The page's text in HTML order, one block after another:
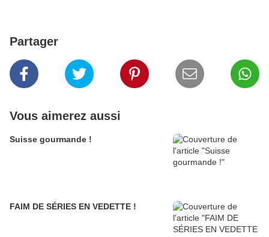
Partager
Vous aimerez aussi
Suisse gourmande !
FAIM DE SÉRIES EN VEDETTE !